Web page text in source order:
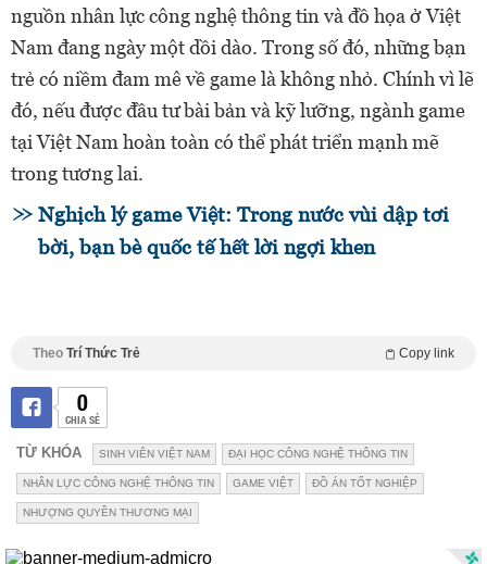
nguồn nhân lực công nghệ thông tin và đồ họa ở Việt
Nam đang ngày một dồi dào. Trong số đó, những bạn
trẻ có niềm đam mê về game là không nhỏ. Chính vì lẽ
đó, nếu được đầu tư bài bản và kỹ lưỡng, ngành game
tại Việt Nam hoàn toàn có thể phát triển mạnh mẽ
trong tương lai.
Nghịch lý game Việt: Trong nước vùi dập tơi
bời, bạn bè quốc tế hết lời ngợi khen
Theo Trí Thức Trẻ Copy link
0
CHIA SẺ
TỪ KHÓA SINH VIÊN VIỆT NAM ĐẠI HỌC CÔNG NGHỆ THÔNG TIN
NHÂN LỰC CÔNG NGHỆ THÔNG TIN GAME VIỆT ĐỒ ÁN TỐT NGHIỆP
NHƯỢNG QUYỀN THƯƠNG MẠI